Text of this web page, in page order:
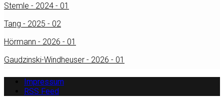
Stemle - 2024 - 01
Tang - 2025 - 02
Hörmann - 2026 - 01
Gaudzinski-Windheuser - 2026 - 01
Impressum
RSS Feed